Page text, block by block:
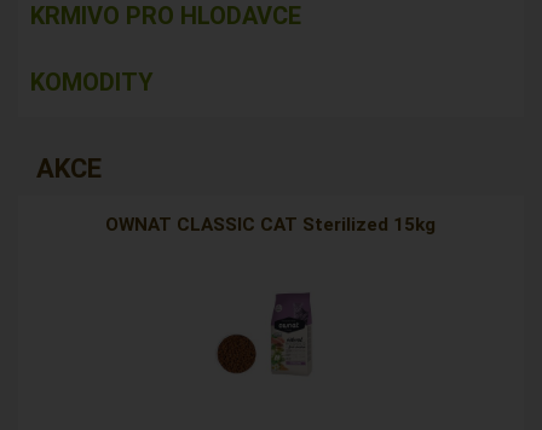
KRMIVO PRO HLODAVCE
KOMODITY
AKCE
OWNAT CLASSIC CAT Sterilized 15kg